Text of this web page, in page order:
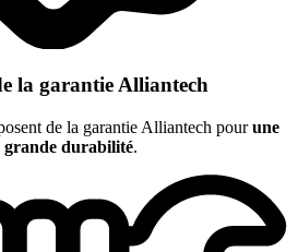
la garantie Alliantech
de la garantie Alliantech pourune
grande durabilité.